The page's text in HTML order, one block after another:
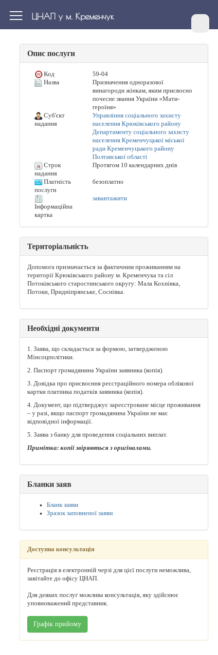
ЦНАП у м. Кременчук
Опис послуги
Код
59-04
Назва
Призначення одноразової
винагороди жінкам, яким присвоєно
почесне звання України «Мати-
героїня»
Суб'єкт
надання
Управління соціального захисту
населення Крюківського району
Департаменту соціального захисту
населення Кременчуцької міської
ради Кременчуцького району
Полтавської області
Строк
надання
Протягом 10 календарних днів
Платність
послуги
безоплатно
Інформаційна
картка
завантажити
Територіальність
Допомога призначається за фактичним проживанням на
території Крюківського району м. Кременчука та сіл
Потоківського старостинського округу: Мала Кохнівка,
Потоки, Придніпрянське, Соснівка.
Необхідні документи
1. Заява, що складається за формою, затвердженою
Мінсоцполітики.
2. Паспорт громадянина України заявника (копія).
3. Довідка про присвоєння реєстраційного номера облікової
картки платника податків заявника (копія).
4. Документ, що підтверджує зареєстроване місце проживання
– у разі, якщо паспорт громадянина України не має
відповідної інформації.
5. Заява з банку для проведення соціальних виплат.
Примітка: копії звіряються з оригіналами.
Бланки заяв
Бланк заяви
Зразок заповненої заяви
Доступна консультація
Реєстрація в електронній черзі для цієї послуги неможлива,
завітайте до офісу ЦНАП.
Для деяких послуг можлива консультація, яку здійснює
уповноважений представник.
Графік прийому